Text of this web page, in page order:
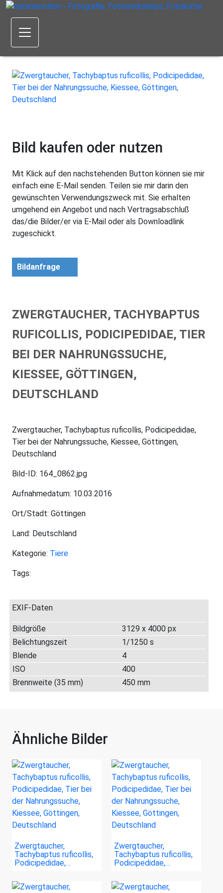
Bild kaufen oder nutzen
Mit Klick auf den nachstehenden Button können sie mir
einfach eine E-Mail senden. Teilen sie mir darin den
gewünschten Verwendungszweck mit. Sie erhalten
umgehend ein Angebot und nach Vertragsabschluß
das/die Bilder/er via E-Mail oder als Downloadlink
zugeschickt.
Bildanfrage
ZWERGTAUCHER, TACHYBAPTUS
RUFICOLLIS, PODICIPEDIDAE, TIER
BEI DER NAHRUNGSSUCHE,
KIESSEE, GÖTTINGEN,
DEUTSCHLAND
Zwergtaucher, Tachybaptus ruficollis, Podicipedidae,
Tier bei der Nahrungssuche, Kiessee, Göttingen,
Deutschland
Bild-ID: 164_0862.jpg
Aufnahmedatum: 10.03.2016
Ort/Stadt: Göttingen
Land: Deutschland
Kategorie: Tiere
Tags:
EXIF-Daten
Bildgröße
3129 x 4000 px
Belichtungszeit
1/1250 s
Blende
4
ISO
400
Brennweite (35 mm)
450 mm
Ähnliche Bilder
Zwergtaucher,
Tachybaptus ruficollis,
Podicipedidae,…
Zwergtaucher,
Tachybaptus ruficollis,
Podicipedidae,…